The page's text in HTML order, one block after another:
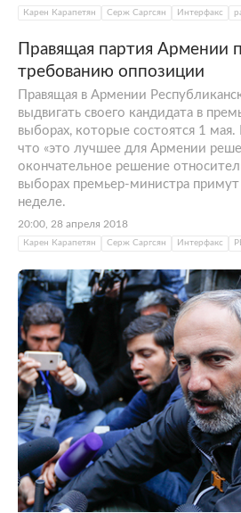
Карен Карапетян Серж Саргсян Интерфакс
Правящая партия Армении
требованию оппозиции
Правящая в Армении
выдвигать своего кандидата в
выборах, которые состоятся 1 мая.
что «это лучшее для Армении
окончательное решение
выборах премьер-министра
неделе.
20:00, 28 апреля 2018
Карен Карапетян Серж Саргсян Интерфакс